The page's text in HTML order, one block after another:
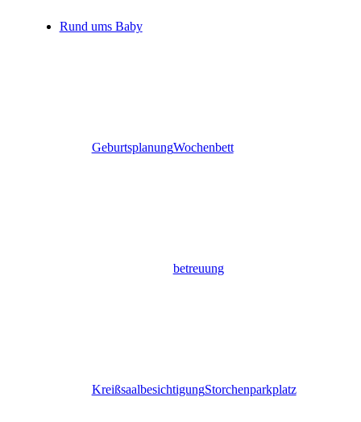
Rund ums Baby
GeburtsplanungWochenbett
betreuung
KreißsaalbesichtigungStorchenparkplatz